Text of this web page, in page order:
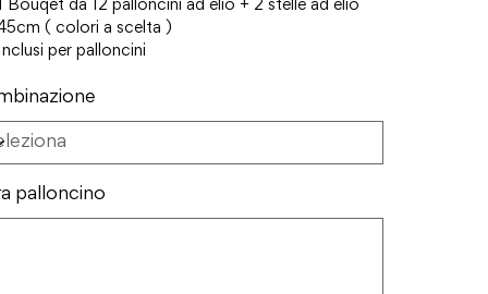
1 Bouqet da 12 palloncini ad elio + 2 stelle ad elio
( colori a scelta )
Inclusi per palloncini
palloncino